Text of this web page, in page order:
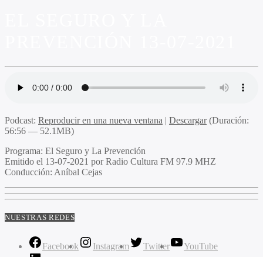
Podcast: Reproducir en una nueva ventana | Descargar(Duración:
56:56 — 52.1MB)
Programa: El Seguro y La Prevención
Emitido el 13-07-2021 por Radio Cultura FM 97.9 MHZ
Conducción: Aníbal Cejas
NUESTRAS REDES
Facebook Instagram Twitter
YouTube